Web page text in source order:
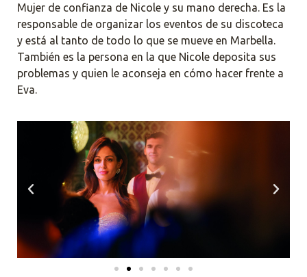
Mujer de confianza de Nicole y su mano derecha. Es la
responsable de organizar los eventos de su discoteca
y está al tanto de todo lo que se mueve en Marbella.
También es la persona en la que Nicole deposita sus
problemas y quien le aconseja en cómo hacer frente a
Eva.